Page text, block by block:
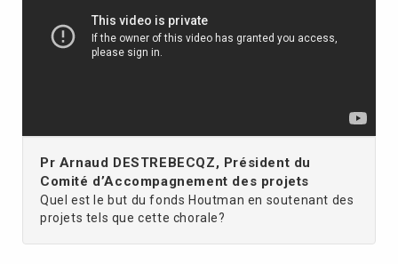
Pr Arnaud DESTREBECQZ, Président du
Comité d’Accompagnement des projets
Quel est le but du fonds Houtman en soutenant des
projets tels que cette chorale?